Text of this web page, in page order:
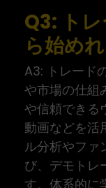
Q3: ト
ら始め
A3: トレード
や市場の仕組
や信頼できる
動画などを活
ル分析やファ
び、デモトレ
す。体系的に